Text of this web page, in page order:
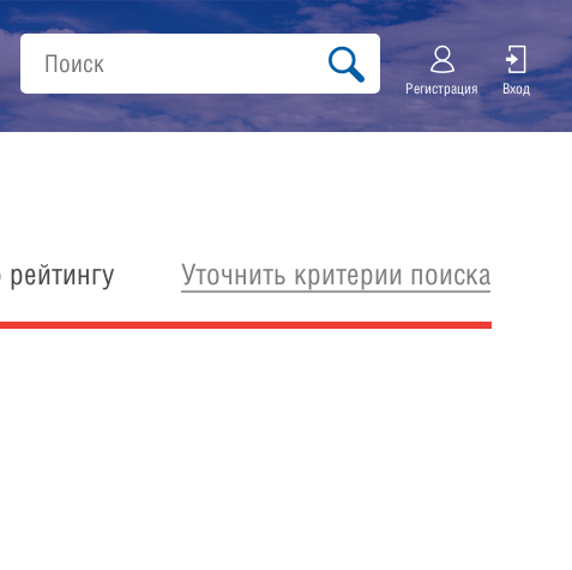
Регистрация Вход
Уточнить критерии поиска